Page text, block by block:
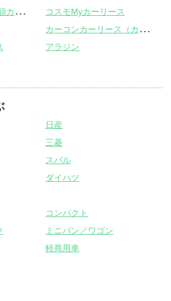
お
トクにマイカー 定額カルモくん
コスモMyカーリース
カ
ーコンカーリース（カーコンビニ倶楽部）
アラジン
日産
三菱
スバル
ダイハツ
コンパクト
ミニバン／ワゴン
軽商用車